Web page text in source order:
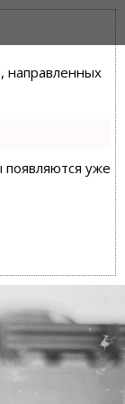
направленных
появляются уже